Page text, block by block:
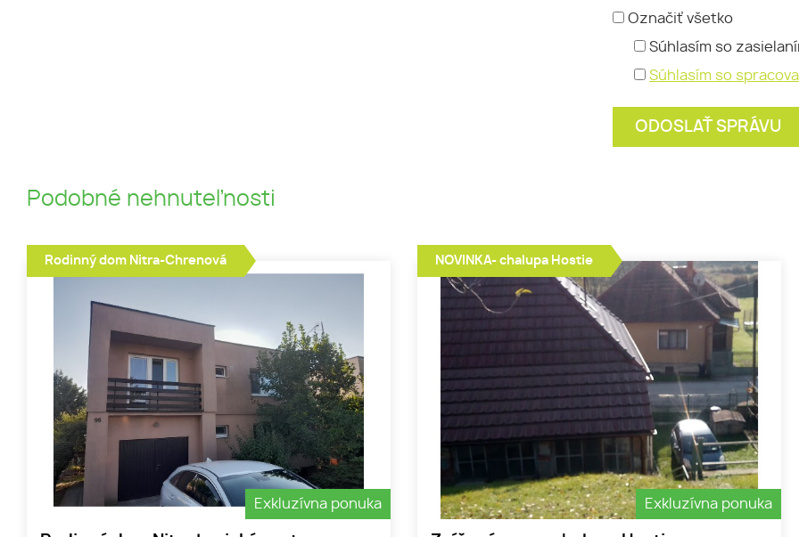
Označiť všetko
Súhlasím so
Súhlasím so
Podobné nehnuteľnosti
Exkluzívna ponuka
Rodinný dom Nitra-Chrenová
Exkluzívna ponuka
NOVINKA- chalupa Hostie